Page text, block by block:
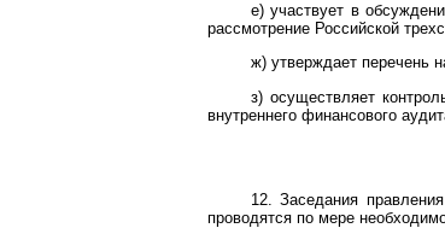
е) участвует в
рассмотрение Российской
ж) утверждает перечень
з) осуществляет
внутреннего финансового
12. Заседания
проводятся по мере